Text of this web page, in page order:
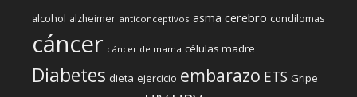
alcohol alzheimer anticonceptivos asma cerebro condilomas
cáncer cáncer de mama células madre
Diabetes dieta ejercicio embarazo ETS Gripe